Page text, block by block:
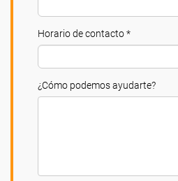
Horario de contacto *
¿Cómo podemos ayudarte?